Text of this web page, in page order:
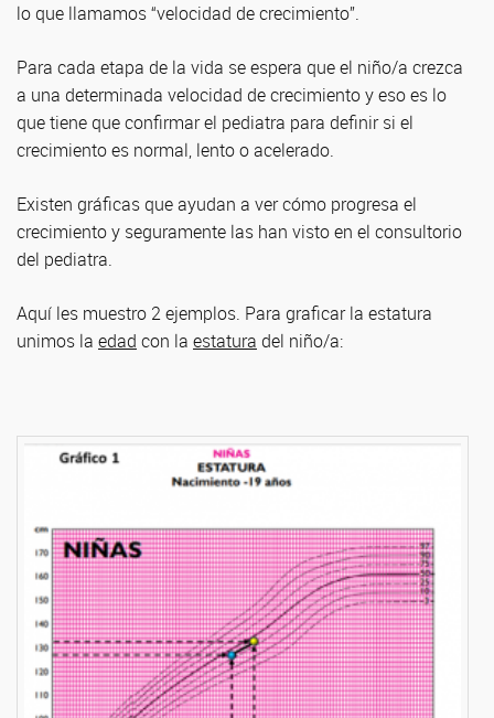
lo que llamamos “velocidad de crecimiento”.
Para cada etapa de la vida se espera que el niño/a crezca
a una determinada velocidad de crecimiento y eso es lo
que tiene que confirmar el pediatra para definir si el
crecimiento es normal, lento o acelerado.
Existen gráficas que ayudan a ver cómo progresa el
crecimiento y seguramente las han visto en el consultorio
del pediatra.
Aquí les muestro 2 ejemplos. Para graficar la estatura
unimos la edad con la estatura del niño/a: